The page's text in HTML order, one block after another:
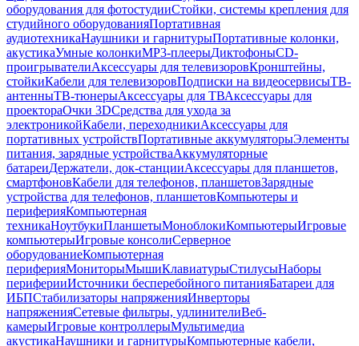
оборудования для фотостудииСтойки, системы крепления для
студийного оборудованияПортативная
аудиотехникаНаушники и гарнитурыПортативные колонки,
акустикаУмные колонкиMP3-плеерыДиктофоныCD-
проигрывателиАксессуары для телевизоровКронштейны,
стойкиКабели для телевизоровПодписки на видеосервисыТВ-
антенныТВ-тюнерыАксессуары для ТВАксессуары для
проектораОчки 3DСредства для ухода за
электроникойКабели, переходникиАксессуары для
портативных устройствПортативные аккумуляторыЭлементы
питания, зарядные устройстваАккумуляторные
батареиДержатели, док-станцииАксессуары для планшетов,
смартфоновКабели для телефонов, планшетовЗарядные
устройства для телефонов, планшетовКомпьютеры и
периферияКомпьютерная
техникаНоутбукиПланшетыМоноблокиКомпьютерыИгровые
компьютерыИгровые консолиСерверное
оборудованиеКомпьютерная
периферияМониторыМышиКлавиатурыСтилусыНаборы
периферииИсточники бесперебойного питанияБатареи для
ИБПСтабилизаторы напряженияИнверторы
напряженияСетевые фильтры, удлинителиВеб-
камерыИгровые контроллерыМультимедиа
акустикаНаушники и гарнитурыКомпьютерные кабели,